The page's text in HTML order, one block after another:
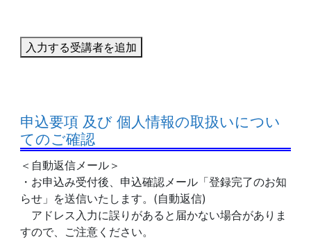
入力する受講者を追加
申込要項 及び 個人情報の取扱いについ
てのご確認
＜自動返信メール＞
・お申込み受付後、申込確認メール「登録完了のお知
らせ」を送信いたします。(自動返信)
アドレス入力に誤りがあると届かない場合がありま
すので、ご注意ください。